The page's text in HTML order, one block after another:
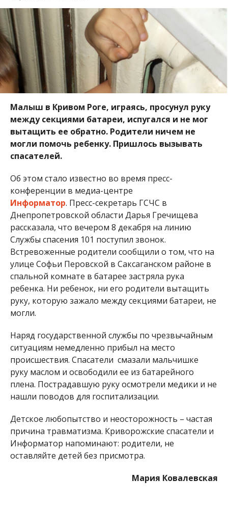
Малыш в Кривом Роге, играясь, просунул руку
между секциями батареи, испугался и не мог
вытащить ее обратно. Родители ничем не
могли помочь ребенку. Пришлось вызывать
спасателей.
Об этом стало известно во время пресс-
конференции в медиа-центре
Информатор. Пресс-секретарь ГСЧС в
Днепропетровской области Дарья Гречищева
рассказала, что вечером 8 декабря на линию
Службы спасения 101 поступил звонок.
Встревоженные родители сообщили о том, что на
улице Софьи Перовской в Саксаганском районе в
спальной комнате в батарее застряла рука
ребенка. Ни ребенок, ни его родители вытащить
руку, которую зажало между секциями батареи, не
могли.
Наряд государственной службы по чрезвычайным
ситуациям немедленно прибыл на место
происшествия. Спасатели смазали мальчишке
руку маслом и освободили ее из батарейного
плена. Пострадавшую руку осмотрели медики и не
нашли поводов для госпитализации.
Детское любопытство и неосторожность – частая
причина травматизма. Криворожские спасатели и
Информатор напоминают: родители, не
оставляйте детей без присмотра.
Мария Ковалевская